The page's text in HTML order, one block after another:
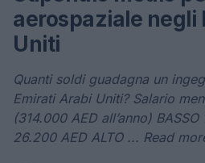
aerospaziale negli
Uniti
Quanti soldi guadagna un
Emirati Arabi Uniti? Salario
(314.000 AED all’anno)
26.200 AED ALTO ... Read